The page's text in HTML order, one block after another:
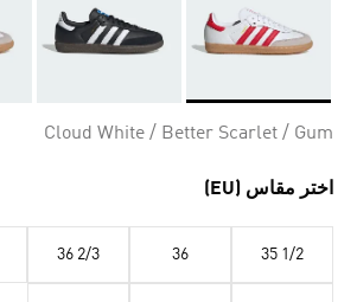
Cloud White / Better Scarlet / Gum
اختر مقاس (EU)
35 1/2
36
36 2/3